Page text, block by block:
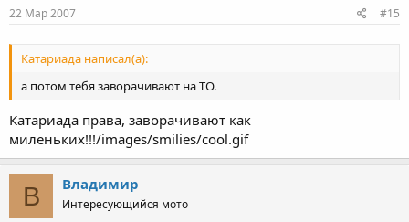
22 Мар 2007 #15
Катариада написал(а):
а потом тебя заворачивают на ТО.
Катариада права, заворачивают как
миленьких!!!/images/smilies/cool.gif
В Владимир
Интересующийся мото